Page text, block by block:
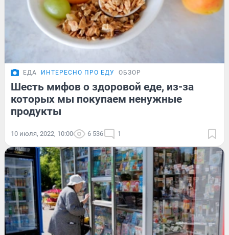
ЕДА ИНТЕРЕСНО ПРО ЕДУ ОБЗОР
Шесть мифов о здоровой еде, из-за
которых мы покупаем ненужные
продукты
10 июля, 2022, 10:00 6 536 1